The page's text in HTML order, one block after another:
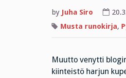
by Juha Siro
Musta runokirja,
Muutto venytti
kiinteistö harjun